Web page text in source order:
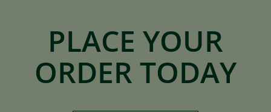
PLACE YOUR
ORDER TODAY